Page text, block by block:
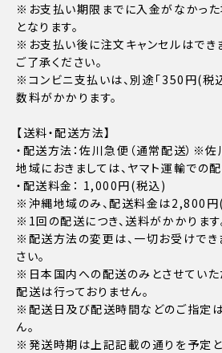
※お支払い期限までに入金がなかっ
となります。
※お支払い後に注文キャンセルはでき
ご了承ください。
※コンビニ支払いは、別途「350円(税
数料がかかります。
【送料・配送方法】
・配送方法：佐川急便（通常配送）※
地域におきましては、ヤマト運輸での配
・配送料金： 1,000円(税込)
※沖縄地域のみ、配送料金は2,800円(
※1回の配送につき、送料がかかります
※配送方法の変更は、一切お受けでき
さい。
※日本国内への配送のみとさせていた
配送は行っておりません。
※配送日及び配送時間などのご指定
ん。
※発送時期は上記記載の通りを予定と